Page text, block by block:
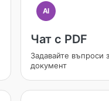
AI
Чат с PDF
Задавайте въпроси
документ